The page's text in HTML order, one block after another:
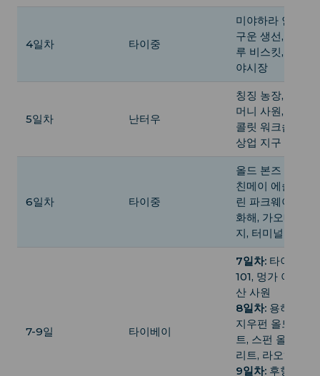
4일차 타이중
미야하라 안과,
구운 생선, 단족
루 비스킷, 펑지아
야시장
5일차 난터우
칭징 농장, 지구
머니 사원, 18°C
콜릿 워크숍, 이중
상업 지구
6일차 타이중
올드 본즈 주먹밥,
친메이 에슬리트
린 파크웨이, 중서
화해, 가오메이 습
지, 터미널 야시장
7-9일 타이베이
7일차: 타이베이
101, 멍가 야시장,
산 사원
8일차: 용허 두유,
지우펀 올드 스트
트, 스펀 올드 스
리트, 라오허 야
9일차: 후항 두유,